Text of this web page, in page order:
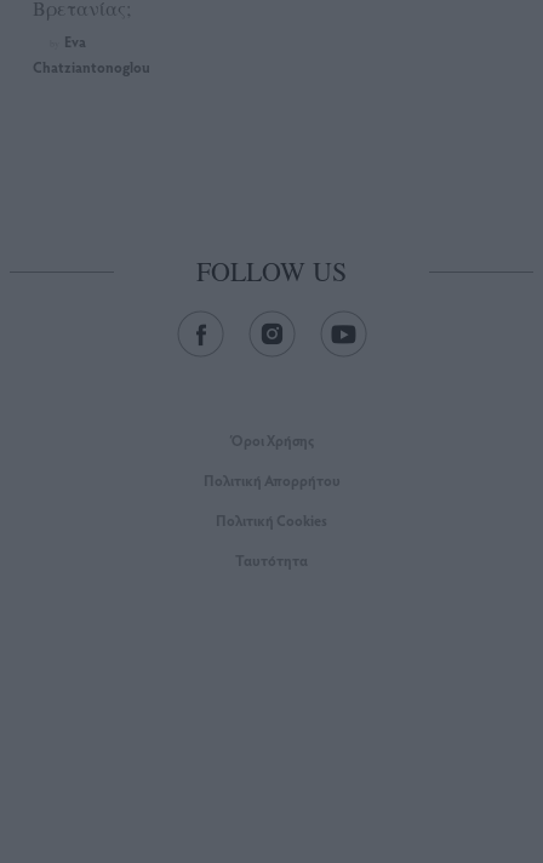
Βρετανίας;
Eva
Chatziantonoglou
FOLLOW US
Όροι Xρήσης
Πολιτική Απορρήτου
Πολιτική Cookies
Ταυτότητα